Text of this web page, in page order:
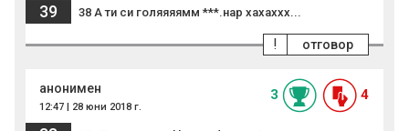
39 38 А ти си голяяяямм ***.нар хахаххх...
отговор
!
анонимен
12:47 | 28 юни 2018 г.
3 4